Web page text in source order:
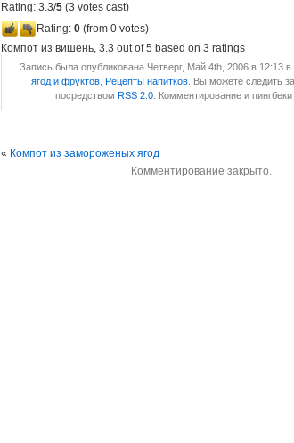
Rating: 3.3/5 (3 votes cast)
Rating: 0 (from 0 votes)
Компот из вишень, 3.3 out of5 based on 3 ratings
Запись была опубликована Четверг, Май 4th, 2006 в 12:13 в
ягод и фруктов Рецепты напитков . Вы можете следить
посредством RSS 2.0. Комментирование и
« Компот из замороженых ягод
Комментирование закрыто.